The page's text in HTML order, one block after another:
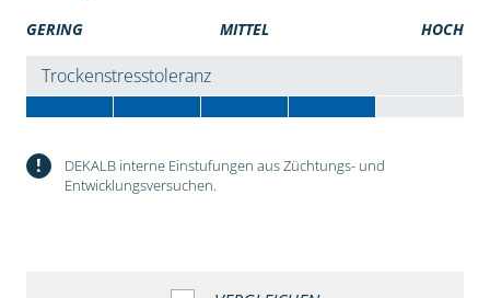
GERING MITTEL HOCH
Trockenstresstoleranz
!
DEKALB interne Einstufungen aus Züchtungs- und
Entwicklungsversuchen.